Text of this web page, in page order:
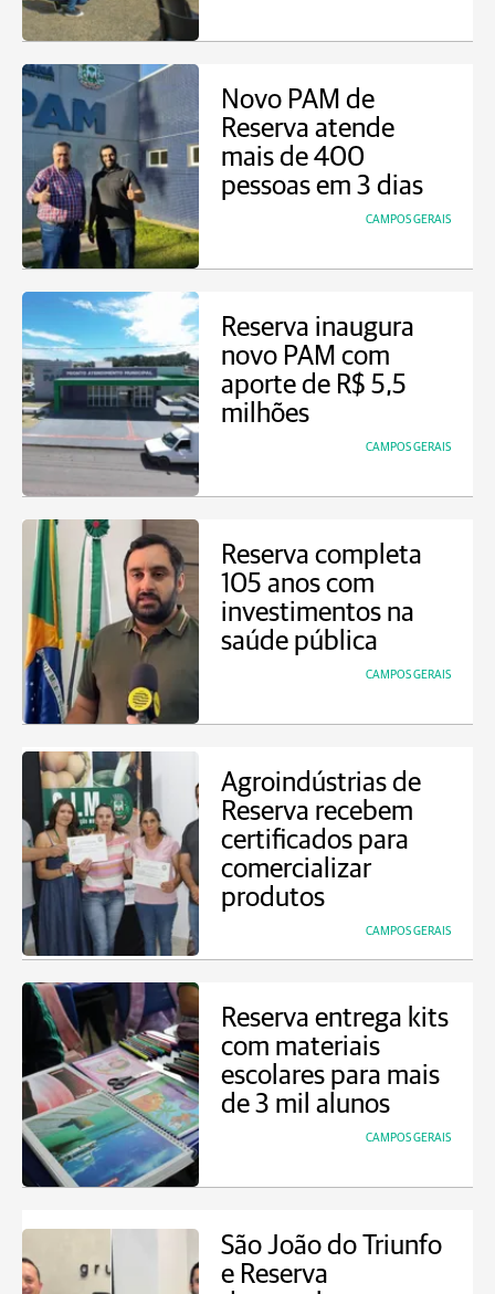
Novo PAM de
Reserva atende
mais de 400
pessoas em 3 dias
CAMPOS GERAIS
Reserva inaugura
novo PAM com
aporte de R$ 5,5
milhões
CAMPOS GERAIS
Reserva completa
105 anos com
investimentos na
saúde pública
CAMPOS GERAIS
Agroindústrias de
Reserva recebem
certificados para
comercializar
produtos
CAMPOS GERAIS
Reserva entrega kits
com materiais
escolares para mais
de 3 mil alunos
CAMPOS GERAIS
São João do Triunfo
e Reserva